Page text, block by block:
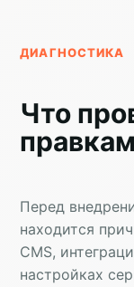
ДИАГНОСТИКА
Что
Перед
находится
CMS,
настройках